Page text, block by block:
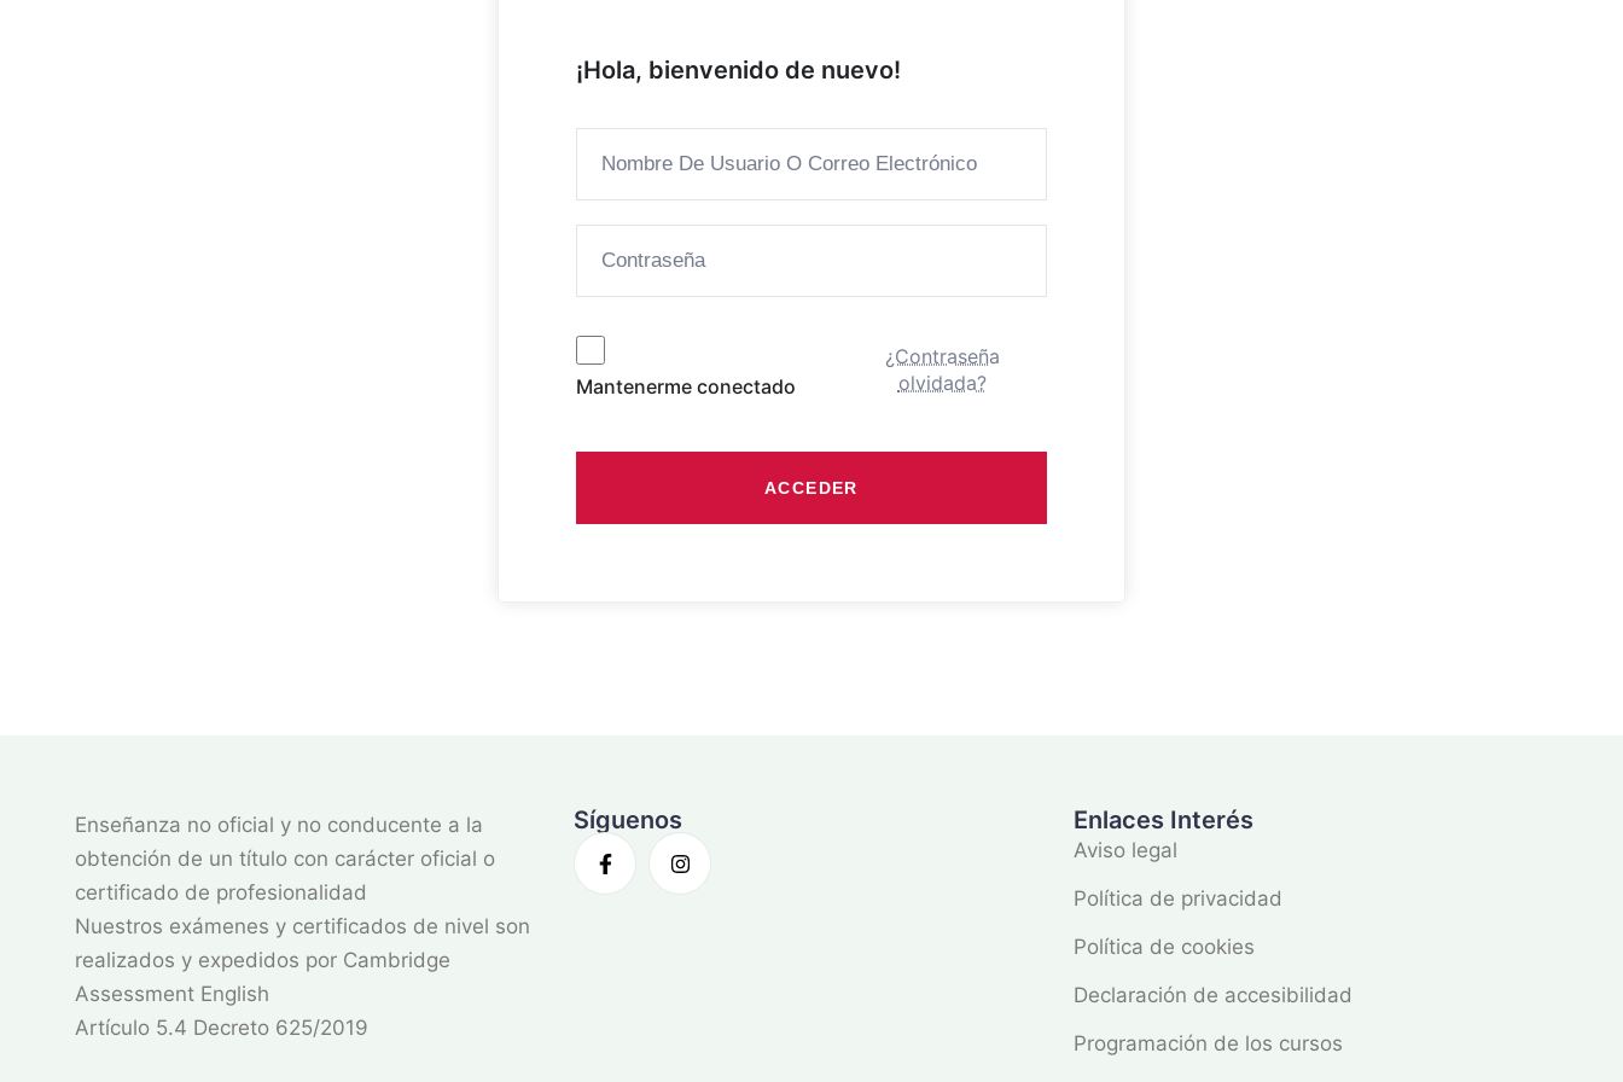
¡Hola, bienvenido de nuevo!
Mantenerme conectado
¿Contraseña
olvidada?
ACCEDER
Enseñanza no oficial y no conducente a la
obtención de un título con carácter oficial o
certificado de profesionalidad
Nuestros exámenes y certificados de nivel son
realizados y expedidos por Cambridge
Assessment English
Artículo 5.4 Decreto 625/2019
Síguenos Enlaces Interés
Aviso legal
Política de privacidad
Política de cookies
Declaración de accesibilidad
Programación de los cursos